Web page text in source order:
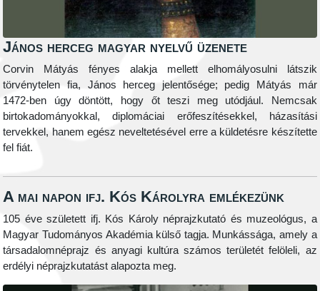
János herceg magyar nyelvű üzenete
Corvin Mátyás fényes alakja mellett elhomályosulni látszik
törvénytelen fia, János herceg jelentősége; pedig Mátyás már
1472-ben úgy döntött, hogy őt teszi meg utódjául. Nemcsak
birtokadományokkal, diplomáciai erőfeszítésekkel, házasítási
tervekkel, hanem egész neveltetésével erre a küldetésre készítette
fel fiát.
A mai napon ifj. Kós Károlyra emlékezünk
105 éve született ifj. Kós Károly néprajzkutató és muzeológus, a
Magyar Tudományos Akadémia külső tagja. Munkássága, amely a
társadalomnéprajz és anyagi kultúra számos területét felöleli, az
erdélyi néprajzkutatást alapozta meg.